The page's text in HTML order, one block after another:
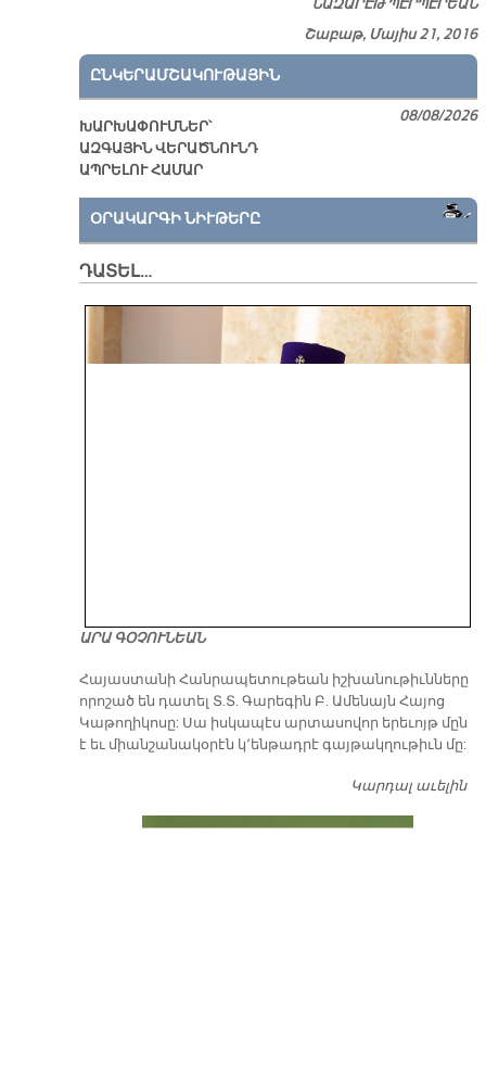
ՆԱԶԱՐԷԹ ՊԷՐՊԷՐԵԱՆ
Շաբաթ, Մայիս 21, 2016
ԸՆԿԵՐԱՄՇԱԿՈՒԹԱՅԻՆ
ԽԱՐԽԱՓՈՒՄՆԵՐ՝
ԱԶԳԱՅԻՆ ՎԵՐԱԾՆՈՒՆԴ
ԱՊՐԵԼՈՒ ՀԱՄԱՐ
08/08/2026
ՕՐԱԿԱՐԳԻ ՆԻՒԹԵՐԸ
ԴԱՏԵԼ…
ԱՐԱ ԳՕՉՈՒՆԵԱՆ
​Հայաստանի Հանրապետութեան իշխանութիւնները
որոշած են դատել Տ.Տ. Գարեգին Բ. Ամենայն Հայոց
Կաթողիկոսը: Սա իսկապէս արտասովոր երեւոյթ մըն
է եւ միանշանակօրէն կ՚ենթադրէ գայթակղութիւն մը:
Կարդալ աւելին